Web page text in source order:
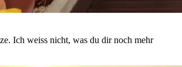
Ich weiss nicht, was du dir noch mehr